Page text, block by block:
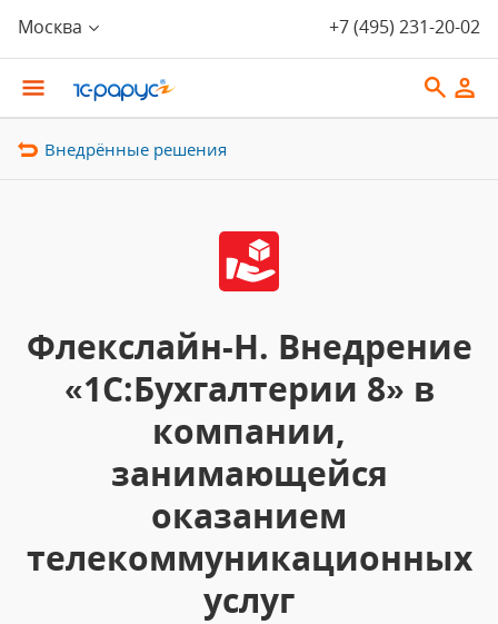
Москва +7 (495) 231-20-02
Внедрённые решения
Флекслайн-Н. Внедрение
«1С:Бухгалтерии 8» в
компании,
занимающейся
оказанием
телекоммуникационных
услуг